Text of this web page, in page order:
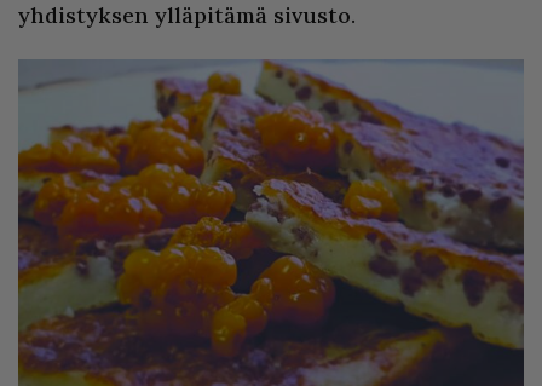
yhdistyksen ylläpitämä sivusto.